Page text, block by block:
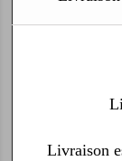
Livraison